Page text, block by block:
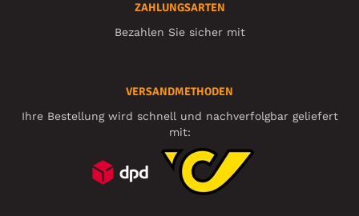
ZAHLUNGSARTEN
Bezahlen Sie sicher mit
VERSANDMETHODEN
Ihre Bestellung wird schnell und nachverfolgbar geliefert
mit: